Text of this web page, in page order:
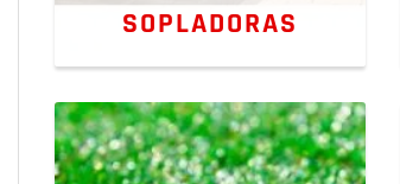
SOPLADORAS